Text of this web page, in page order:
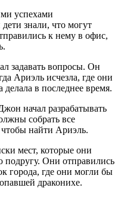
успехами
знали, что могут
к нему в офис,
задавать вопросы. Он
Ариэль исчезла, где они
в последнее время.
начал разрабатывать
собрать все
найти Ариэль.
мест, которые они
Они отправились
города, где они могли бы
драконихе.